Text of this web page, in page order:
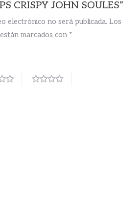
CRISPY JOHN SOULES”
electrónico no será publicada. Los
marcados con *